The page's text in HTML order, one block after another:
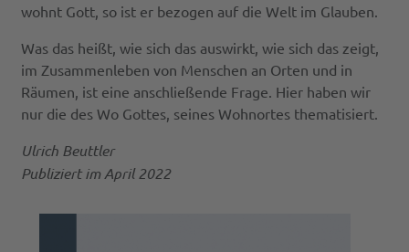
wohnt Gott, so ist er bezogen auf die Welt im Glauben.
Was das heißt, wie sich das auswirkt, wie sich das zeigt,
im Zusammenleben von Menschen an Orten und in
Räumen, ist eine anschließende Frage. Hier haben wir
nur die des Wo Gottes, seines Wohnortes thematisiert.
Ulrich Beuttler
Publiziert im April 2022